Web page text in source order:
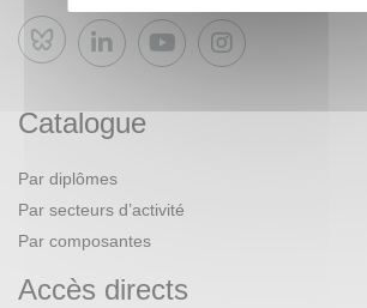
Bluesky
Catalogue
Par diplômes
Par secteurs d’activité
Par composantes
Accès directs